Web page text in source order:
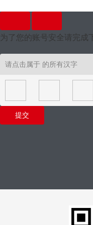
为了您的账号安全请完成
请点击属于 的所有汉字
提交